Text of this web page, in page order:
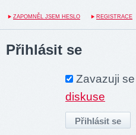
ZAPOMNĚL JSEM HESLO REGISTRACE
Přihlásit se
Zavazuji
diskuse